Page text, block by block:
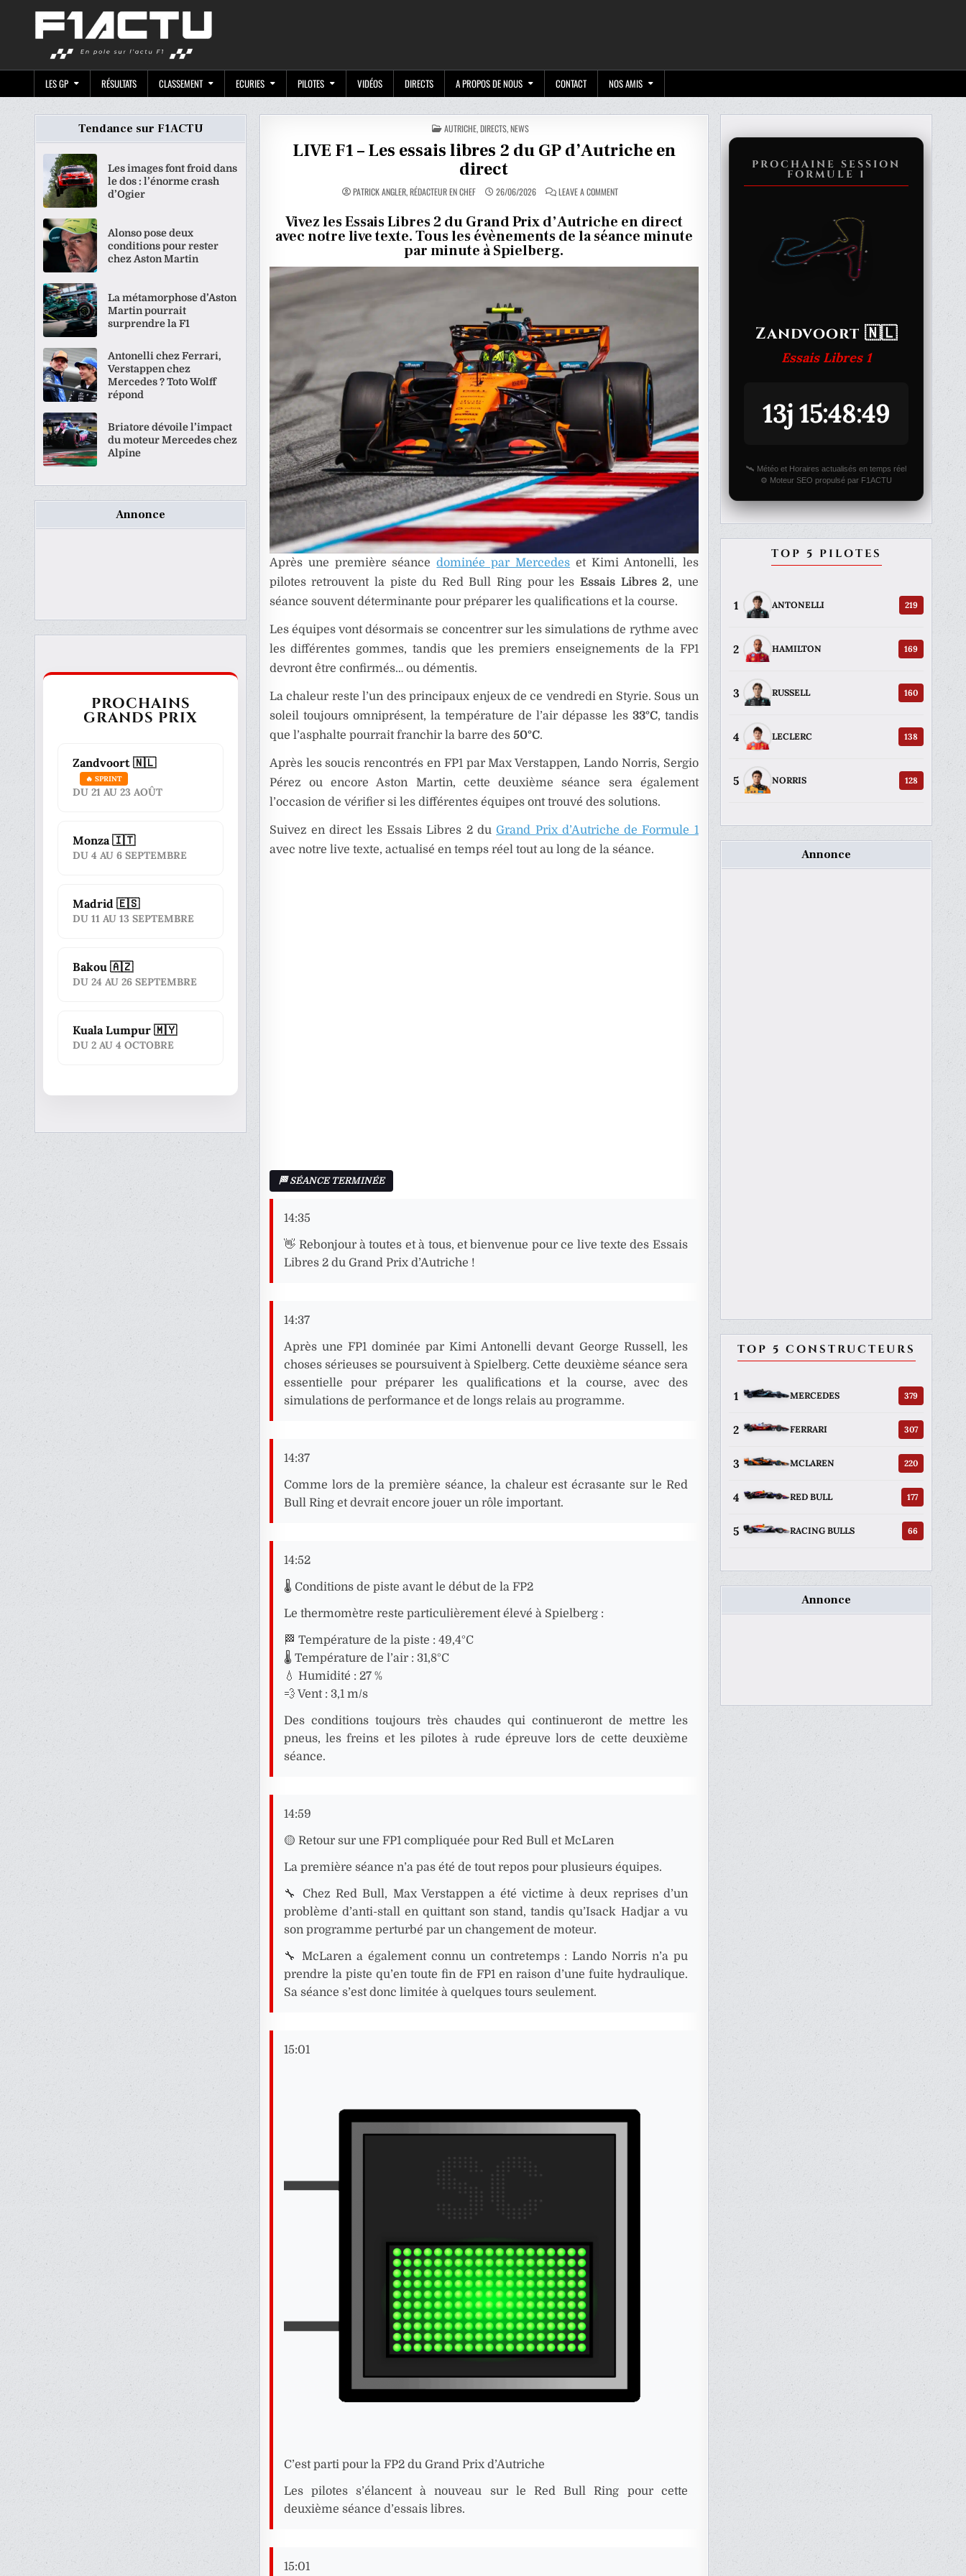
LES GP RÉSULTATS CLASSEMENT ECURIES PILOTES VIDÉOS DIRECTS A PROPOS DE NOUS CONTACT NOS AMIS
POSTED
IN
AUTRICHE,DIRECTS,NEWS
LIVE F1 – Les essais libres 2 du GP d’Autriche en
direct
PATRICK ANGLER, RÉDACTEUR EN CHEF 26/06/2026 LEAVE A COMMENTON
–
LES
ESSAIS
LIBRES
GP
Vivez les Essais Libres 2 du Grand Prix d’Autriche en direct
avec notre live texte. Tous les évènements de la séance minute
par minute à Spielberg.
Après une première séancedominée par Mercedes et Kimi Antonelli, les
pilotes retrouvent la piste du Red Bull Ring pour les Essais Libres 2, une
séance souvent déterminante pour préparer les qualifications et la course.
Les équipes vont désormais se concentrer sur les simulations de rythme avec
les différentes gommes, tandis que les premiers enseignements de la FP1
devront être confirmés… ou démentis.
La chaleur reste l’un des principaux enjeux de ce vendredi en Styrie. Sous un
soleil toujours omniprésent, la température de l’air dépasse les 33°C, tandis
que l’asphalte pourrait franchir la barre des 50°C.
Après les soucis rencontrés en FP1 par Max Verstappen, Lando Norris, Sergio
Pérez ou encore Aston Martin, cette deuxième séance sera également
l’occasion de vérifier si les différentes équipes ont trouvé des solutions.
Suivez en direct les Essais Libres 2 duGrand Prix d’Autriche de Formule 1
avec notre live texte, actualisé en temps réel tout au long de la séance.
14:35
👋 Rebonjour à toutes et à tous, et bienvenue pour ce live texte des Essais
Libres 2 du Grand Prix d’Autriche !
14:37
Après une FP1 dominée par Kimi Antonelli devant George Russell, les
choses sérieuses se poursuivent à Spielberg. Cette deuxième séance sera
essentielle pour préparer les qualifications et la course, avec des
simulations de performance et de longs relais au programme.
14:37
Comme lors de la première séance, la chaleur est écrasante sur le Red
Bull Ring et devrait encore jouer un rôle important.
14:52
🌡️ Conditions de piste avant le début de la FP2
Le thermomètre reste particulièrement élevé à Spielberg :
🏁 Température de la piste : 49,4°C
🌡️ Température de l’air : 31,8°C
💧 Humidité : 27 %
💨 Vent : 3,1 m/s
Des conditions toujours très chaudes qui continueront de mettre les
pneus, les freins et les pilotes à rude épreuve lors de cette deuxième
séance.
14:59
🟡 Retour sur une FP1 compliquée pour Red Bull et McLaren
La première séance n’a pas été de tout repos pour plusieurs équipes.
🔧 Chez Red Bull, Max Verstappen a été victime à deux reprises d’un
problème d’anti-stall en quittant son stand, tandis qu’Isack Hadjar a vu
son programme perturbé par un changement de moteur.
🔧 McLaren a également connu un contretemps : Lando Norris n’a pu
prendre la piste qu’en toute fin de FP1 en raison d’une fuite hydraulique.
Sa séance s’est donc limitée à quelques tours seulement.
15:01
C’est parti pour la FP2 du Grand Prix d’Autriche
Les pilotes s’élancent à nouveau sur le Red Bull Ring pour cette
deuxième séance d’essais libres.
15:01
Tendance sur F1ACTU
Les images font froid dans
le dos : l’énorme crash
d’Ogier
Alonso pose deux
conditions pour rester
chez Aston Martin
La métamorphose d’Aston
Martin pourrait
surprendre la F1
Antonelli chez Ferrari,
Verstappen chez
Mercedes ? Toto Wolff
répond
Briatore dévoile l’impact
du moteur Mercedes chez
Alpine
Annonce
PROCHAINS
GRANDS PRIX
Zandvoort 🇳🇱
🔥 SPRINT
DU 21 AU 23 AOÛT
Monza 🇮🇹
DU 4 AU 6 SEPTEMBRE
Madrid 🇪🇸
DU 11 AU 13 SEPTEMBRE
Bakou 🇦🇿
DU 24 AU 26 SEPTEMBRE
Kuala Lumpur 🇲🇾
DU 2 AU 4 OCTOBRE
PROCHAINE SESSION
FORMULE 1
Zandvoort 🇳🇱
Essais Libres 1
13j 15:48:49
🛰️ Météo et Horaires actualisés en temps réel
⚙️ Moteur SEO propulsé par F1ACTU
TOP 5 PILOTES
1 ANTONELLI 219
2 HAMILTON 169
3 RUSSELL 160
4 LECLERC 138
5 NORRIS 128
Annonce
TOP 5 CONSTRUCTEURS
1 MERCEDES 379
2 FERRARI 307
3 MCLAREN 220
4 RED BULL 177
5 RACING BULLS 66
Annonce